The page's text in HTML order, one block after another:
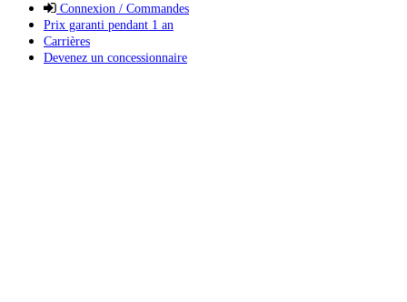
Connexion / Commandes
Prix garanti pendant 1 an
Carrières
Devenez un concessionnaire